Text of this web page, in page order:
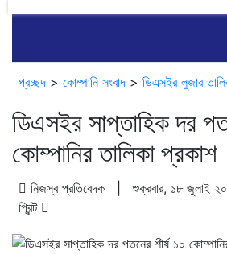
বাজারে অস্থিরতা,
প্রচ্ছদ > কোম্পানি সংবাদ > ডিএসইর লুজার
ডিএসইর সাপ্তাহিক দর
কোম্পানির তালিকা প্রকাশ
নিজস্ব প্রতিবেদক | শুক্রবার, ১৮ জুলাই
প্রিন্ট